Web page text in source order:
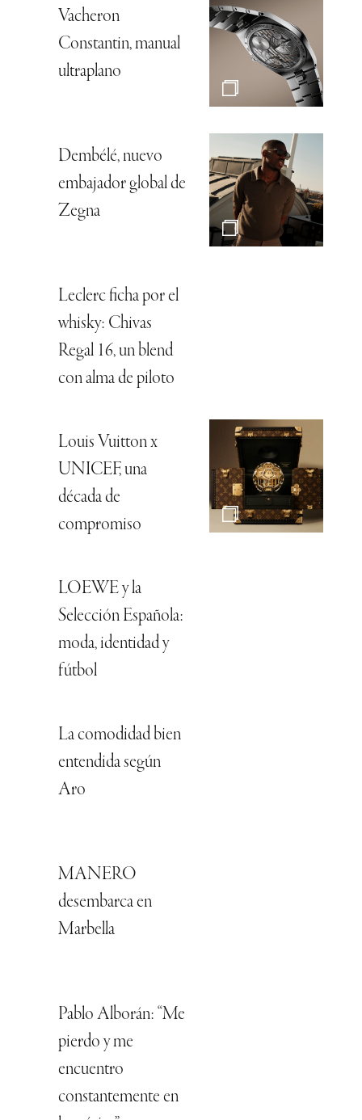
Vacheron
Constantin, manual
ultraplano
Dembélé, nuevo
embajador global de
Zegna
Leclerc ficha por el
whisky: Chivas
Regal 16, un blend
con alma de piloto
Louis Vuitton x
UNICEF, una
década de
compromiso
LOEWE y la
Selección Española:
moda, identidad y
fútbol
La comodidad bien
entendida según
Aro
MANERO
desembarca en
Marbella
Pablo Alborán: “Me
pierdo y me
encuentro
constantemente en